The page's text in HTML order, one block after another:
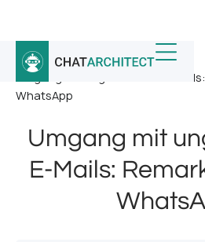
Startseite / Nachricht /
Umgang mit ungeöffneten E-
WhatsApp
Umgang mit
E-Mails: